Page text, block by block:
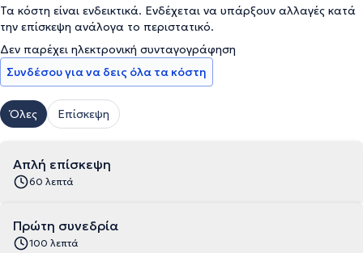
Τα κόστη είναι ενδεικτικά. Ενδέχεται να υπάρξουν αλλαγές κατά
την επίσκεψη ανάλογα το περιστατικό.
Δεν παρέχει ηλεκτρονική συνταγογράφηση
Συνδέσου για να δεις όλα τα κόστη
Όλες Επίσκεψη
Απλή επίσκεψη
60 λεπτά
Πρώτη συνεδρία
100 λεπτά